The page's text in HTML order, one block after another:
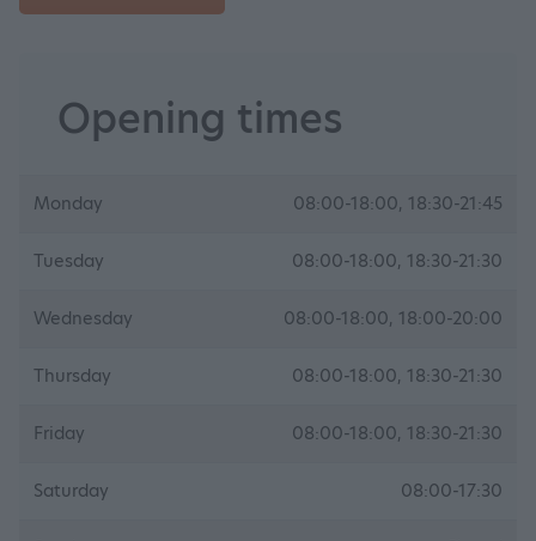
Opening times
Monday 08:00-18:00, 18:30-21:45
Tuesday 08:00-18:00, 18:30-21:30
Wednesday 08:00-18:00, 18:00-20:00
Thursday 08:00-18:00, 18:30-21:30
Friday 08:00-18:00, 18:30-21:30
Saturday 08:00-17:30